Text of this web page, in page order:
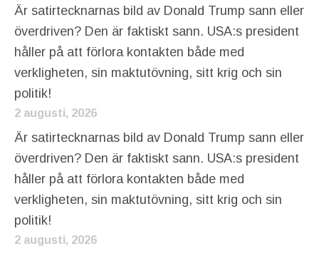
Är satirtecknarnas bild av Donald Trump sann eller
överdriven? Den är faktiskt sann. USA:s president
håller på att förlora kontakten både med
verkligheten, sin maktutövning, sitt krig och sin
politik!
2 augusti, 2026
Är satirtecknarnas bild av Donald Trump sann eller
överdriven? Den är faktiskt sann. USA:s president
håller på att förlora kontakten både med
verkligheten, sin maktutövning, sitt krig och sin
politik!
2 augusti, 2026